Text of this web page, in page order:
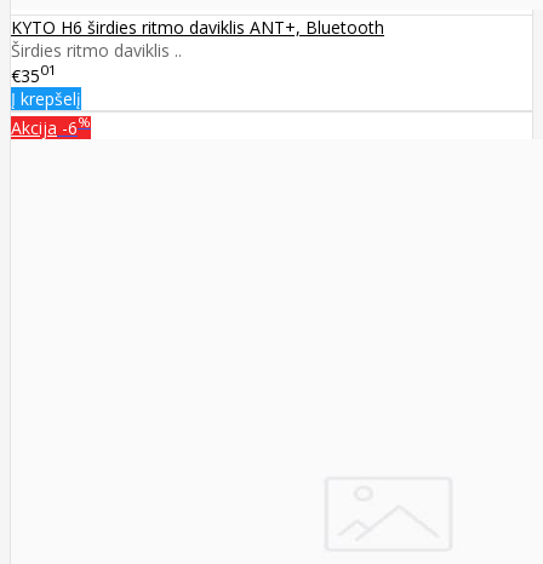
KYTO H6 širdies ritmo daviklis ANT+, Bluetooth
Širdies ritmo daviklis ..
€3501
Į krepšelį
Akcija -6%